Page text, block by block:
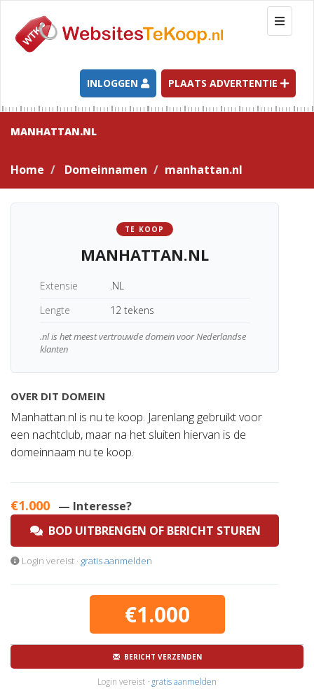
T
o
g
l
e
n
a
t
INLOGGEN PLAATS ADVERTENTIE
MANHATTAN.NL
Home Domeinnamen manhattan.nl
TE KOOP
MANHATTAN.NL
Extensie
.NL
Lengte
12 tekens
.nl is het meest vertrouwde domein voor Nederlandse
klanten
OVER DIT DOMEIN
Manhattan.nl is nu te koop. Jarenlang gebruikt voor
een nachtclub, maar na het sluiten hiervan is de
domeinnaam nu te koop.
€1.000 — Interesse?
BOD UITBRENGEN OF BERICHT STUREN
Login vereist · gratis aanmelden
€1.000
BERICHT VERZENDEN
Login vereist · gratis aanmelden